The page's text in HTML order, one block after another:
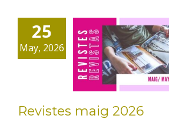
25
May, 2026
Revistes
maig 2026
Revistes maig 2026